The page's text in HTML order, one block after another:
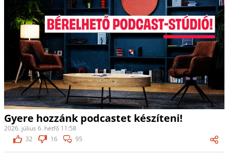
Gyere hozzánk podcastet készíteni!
2026. július 6. hétfő 11:58
32
16 95